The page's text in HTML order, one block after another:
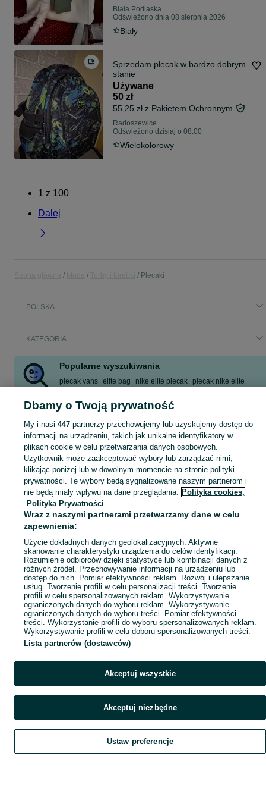
Biała Podlaska
Odświeżono dnia 08 sierpnia 2026
Biały
Sprzedam plecak w bardzo dobrym
stanie
Używane
50 zł
55,25 zł z Pakietem Ochronnym
Radoszewice
Odświeżono dzisiaj o 08:00
Wielokolorowy
1 z 100
Dalej
Plecaki
POLSKA
KATEGORIA
Popularne wyszukiwania
plecak vans elite bag nike elite plecak plecak nike elite
Zobacz Więcej
Szeroki wybór plecaków w Polsce ▶️ szkolne, miejskie, sportowe i trekkingowe ✅ Nowe i używane w dobrych cenach ✌ Porównaj ceny i wybierz ofertę na OLX.pl!
Mapa kategorii
Mapa miejscowości
Mapa ministron
Popularne wyszukiwania
Szukaj Obserwujesz Dodaj Czat Konto
Dbamy o Twoją prywatność
My i nasi 447partnerzy przechowujemy lub uzyskujemy dostęp do
informacji na urządzeniu, takich jak unikalne identyfikatory w
plikach cookie w celu przetwarzania danych osobowych.
Użytkownik może zaakceptować wybory lub zarządzać nimi,
klikając poniżej lub w dowolnym momencie na stronie polityki
prywatności. Te wybory będą sygnalizowane naszym partnerom i
nie będą miały wpływu na dane przeglądania. Polityka cookies,
Polityka Prywatności
Wraz z naszymi partnerami przetwarzamy dane w celu
zapewnienia:
Użycie dokładnych danych geolokalizacyjnych. Aktywne
skanowanie charakterystyki urządzenia do celów identyfikacji.
Rozumienie odbiorców dzięki statystyce lub kombinacji danych z
różnych źródeł. Przechowywanie informacji na urządzeniu lub
dostęp do nich. Pomiar efektywności reklam. Rozwój i ulepszanie
usług. Tworzenie profili w celu personalizacji treści. Tworzenie
profili w celu spersonalizowanych reklam. Wykorzystywanie
ograniczonych danych do wyboru reklam. Wykorzystywanie
ograniczonych danych do wyboru treści. Pomiar efektywności
treści. Wykorzystanie profili do wyboru spersonalizowanych reklam.
Wykorzystywanie profili w celu doboru spersonalizowanych treści.
Lista partnerów (dostawców)
Akceptuj wszystkie
Akceptuj niezbędne
Ustaw preferencje